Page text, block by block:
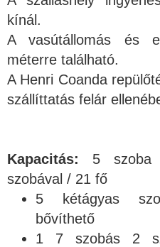
kínál.
A vasútállomás és
méterre található.
A Henri Coanda
szállíttatás felár
Kapacitás: 5
szobával / 21 fő
5 kétágyas
bővíthető
1 7 szobás 2